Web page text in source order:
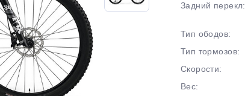
Задний перекл:
Тип ободов:
Тип тормозов:
Скорости:
Вес:
График платежей
Сегодня
25 %